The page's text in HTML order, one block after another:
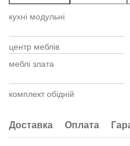
кухні модульні
центр меблів
меблі злата
комплект обідній
стільці для саду
Доставка Оплата